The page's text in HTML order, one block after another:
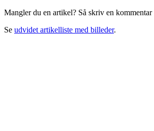
Mangler du en artikel? Så skriv en
Se udvidet artikelliste med billeder.